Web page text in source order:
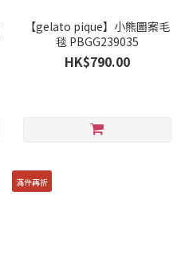
【gelato pique】小熊圖案毛
毯 PBGG239035
HK$790.00
滿件再折